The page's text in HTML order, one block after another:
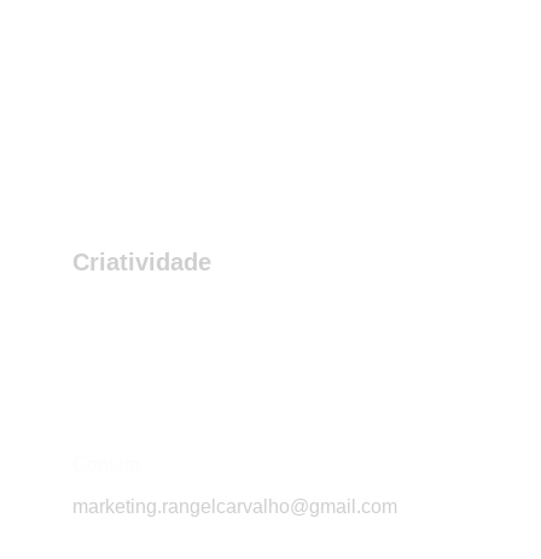
Criatividade
marketing.rangelcarvalho@gmail.com